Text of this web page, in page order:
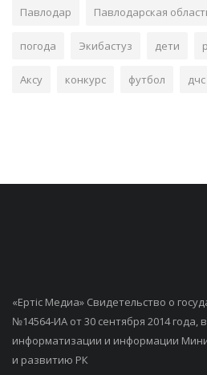
Павлодар Павлодарская
погода Экибастуз дети
Аксу конкурс футбол дчс
«Ертiс Медиа» Свидетельство о
№14564-ИА от 30 сентября 2014 года,
информатизации и информации
и развитию РК